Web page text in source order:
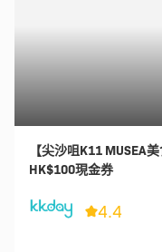
【尖沙咀K11 MUSEA
HK$100現金券
4.4